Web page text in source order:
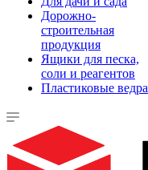
Дорожно-
строительная
продукция
Ящики для песка,
соли и реагентов
Пластиковые ведра